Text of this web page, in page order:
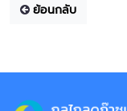
ย้อนกลับ